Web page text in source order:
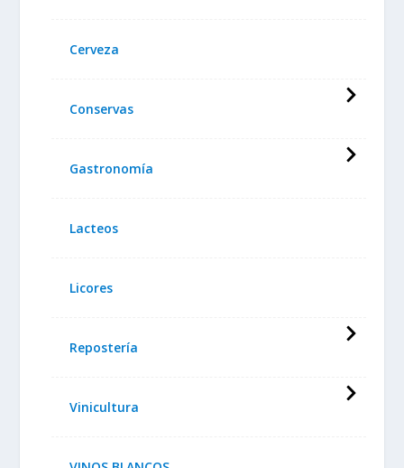
Cerveza
Conservas
Gastronomía
Lacteos
Licores
Repostería
Vinicultura